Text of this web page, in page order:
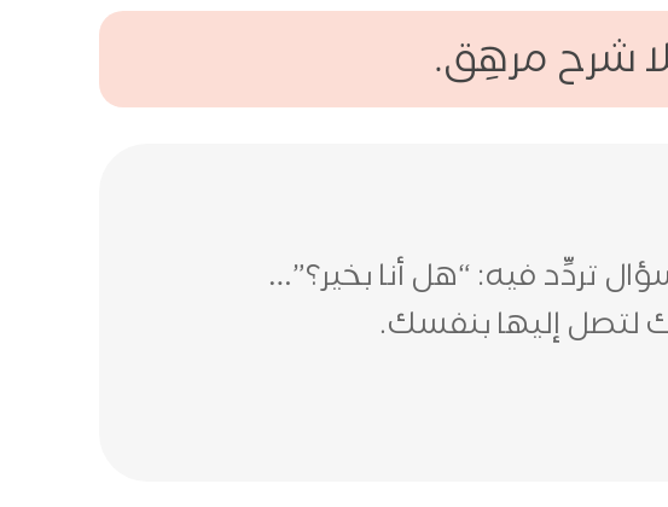
شرح مرهِق.
تردِّد فيه: “هل أنا بخير؟”…
لتصل إليها بنفسك.